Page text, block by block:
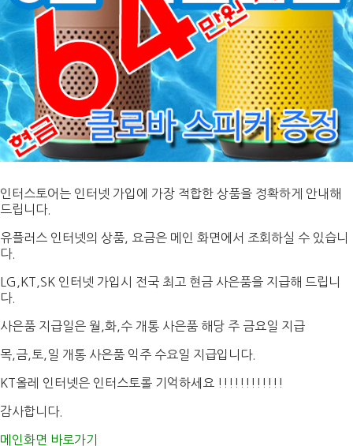
인터스토어는 인터넷 가입에 가장 적합한 상품을 정확하게 안내해
드립니다.
유플러스 인터넷의 상품, 요금은 메인 화면에서 조회하실 수 있습니
다.
LG,KT,SK 인터넷 가입시 전국 최고 현금 사은품을 지급해 드립니
다.
사은품 지급일은 월,화,수 개통 사은품 해당 주 금요일 지급
목,금,토,일 개통 사은품 익주 수요일 지급입니다.
KT올레 인터넷은 인터스토롤 기억하세요 !!!!!!!!!!!!
감사합니다.
메인화면 바로가기